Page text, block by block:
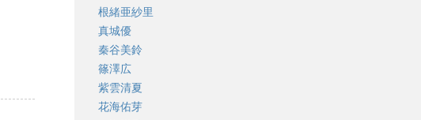
根緒亜紗里
真城優
秦谷美鈴
篠澤広
紫雲清夏
花海佑芽